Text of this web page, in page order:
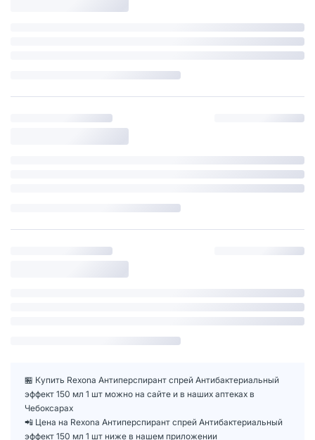
🏪 Купить Rexona Антиперспирант спрей Антибактериальный
эффект 150 мл 1 шт можно на сайте и в наших аптеках в
Чебоксарах
📲 Цена на Rexona Антиперспирант спрей Антибактериальный
эффект 150 мл 1 шт ниже в нашем приложении